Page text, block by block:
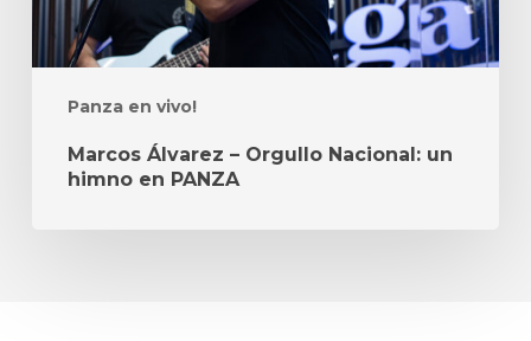
Panza en vivo!
PANZA
Marcos Álvarez – Orgullo Nacional: un
himno en PANZA